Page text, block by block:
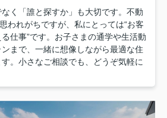
く「誰と探すか」も大切です。不動
われがちですが、私にとっては“お客
仕事”です。お子さまの通学や生活動
まで、一緒に想像しながら最適な住
。小さなご相談でも、どうぞ気軽に